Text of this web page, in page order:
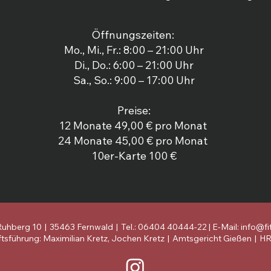
Öffnungszeiten:
Mo., Mi., Fr.: 8:00 – 21:00 Uhr
Di., Do.: 6:00 – 21:00 Uhr
Sa., So.: 9:00 – 17:00 Uhr
Preise:
12 Monate 49,00 € pro Monat
24 Monate 45,00 € pro Monat
10er-Karte 100 €
10 | 35463 Fernwald | Tel.: 06404 40444-22 | E-Mail:
Maximilian Kretz, Jochen Kretz | Amtsgericht Gießen |